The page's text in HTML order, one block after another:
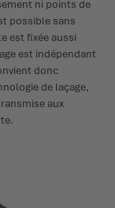
ni points de
possible sans
est fixée aussi
est indépendant
donc
de laçage,
aux